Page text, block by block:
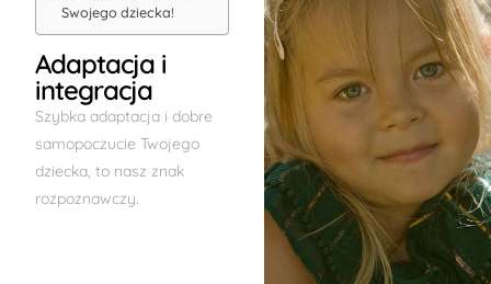
Swojego dziecka!
Adaptacja i
integracja
Szybka adaptacja i dobre
samopoczucie Twojego
dziecka, to nasz znak
rozpoznawczy.